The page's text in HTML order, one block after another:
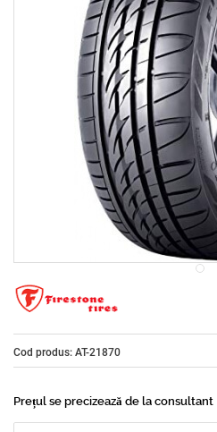
Cod produs: AT-21870
Prețul se precizează de la consultant